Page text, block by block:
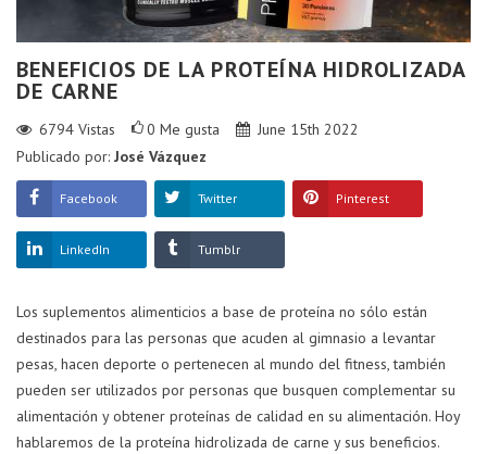
BENEFICIOS DE LA PROTEÍNA HIDROLIZADA
DE CARNE
6794 Vistas 0 Me gusta
June 15th 2022
Publicado por: José Vázquez
Facebook Twitter Pinterest
LinkedIn Tumblr
Los suplementos alimenticios a base de proteína no sólo están
destinados para las personas que acuden al gimnasio a levantar
pesas, hacen deporte o pertenecen al mundo del fitness, también
pueden ser utilizados por personas que busquen complementar su
alimentación y obtener proteínas de calidad en su alimentación. Hoy
hablaremos de la proteína hidrolizada de carne y sus beneficios.